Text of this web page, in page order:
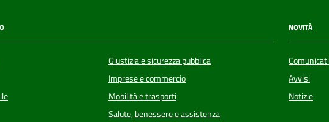
Giustizia e sicurezza pubblica
Imprese e commercio
Mobilità e trasporti
Salute, benessere e assistenza
NOVITÀ
Comunicati
Avvisi
Notizie